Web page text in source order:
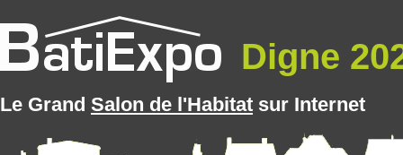
Digne
Le Grand Salon de l'Habitat sur Internet